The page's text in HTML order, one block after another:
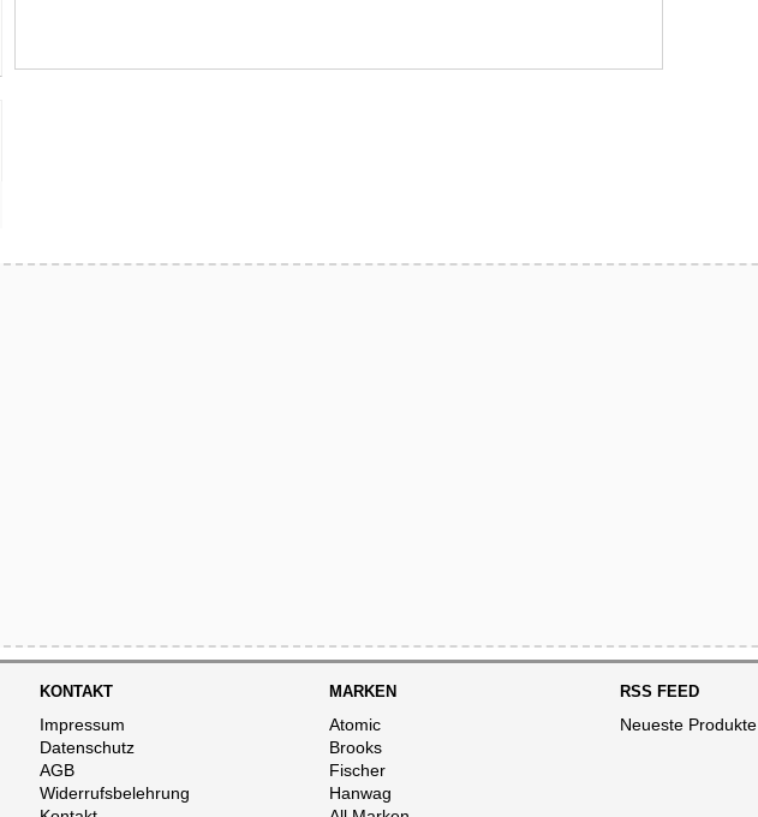
KONTAKT
Impressum
Datenschutz
AGB
Widerrufsbelehrung
MARKEN
Atomic
Brooks
Fischer
Hanwag
RSS FEED
Neueste Produkte